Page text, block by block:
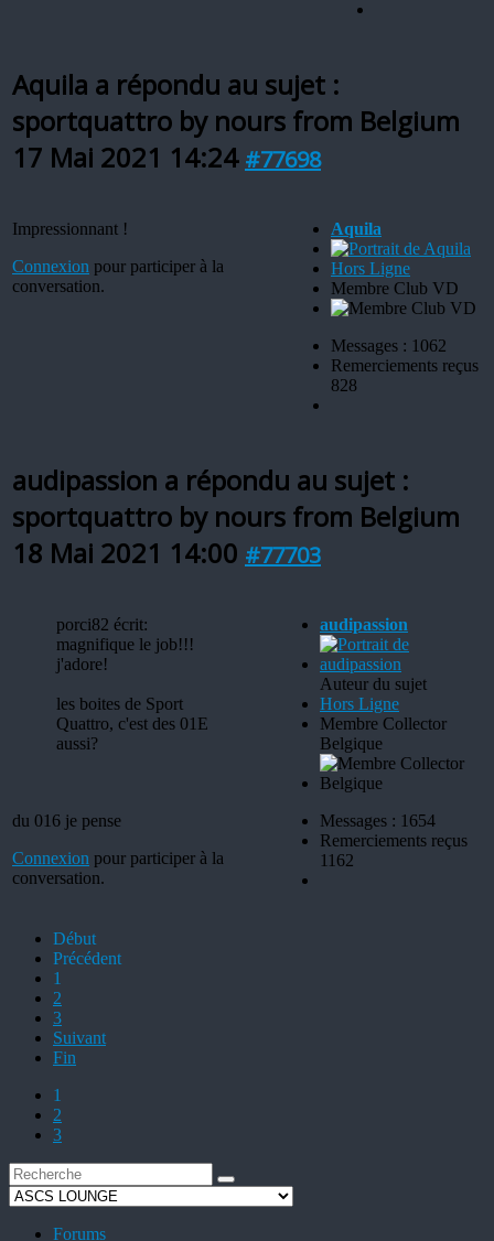
Aquila a répondu au sujet :
sportquattro by nours from Belgium
17 Mai 2021 14:24 #77698
Impressionnant !
Connexion pour participer à la
conversation.
Aquila
Hors Ligne
Membre Club VD
Messages : 1062
Remerciements reçus
828
audipassion a répondu au sujet :
sportquattro by nours from Belgium
18 Mai 2021 14:00 #77703
porci82 écrit:
magnifique le job!!!
j'adore!
les boites de Sport
Quattro, c'est des 01E
aussi?
du 016 je pense
Connexion pour participer à la
conversation.
audipassion
Auteur du sujet
Hors Ligne
Membre Collector
Belgique
Messages : 1654
Remerciements reçus
1162
Début
Précédent
1
2
3
Suivant
Fin
1
2
3
Forums